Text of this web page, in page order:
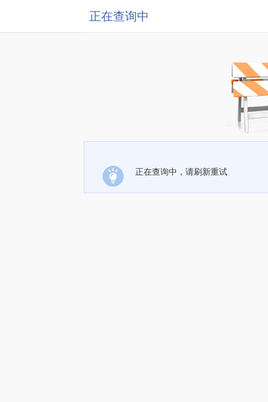
正在查询中
正在查询中，请刷新重试